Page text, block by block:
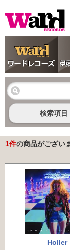
検索項目
1件の商品がござい
Holler